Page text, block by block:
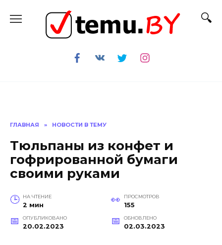
содержанию
ГЛАВНАЯ » НОВОСТИ В ТЕМУ
Тюльпаны из конфет и
гофрированной бумаги
своими руками
НА ЧТЕНИЕ
2 мин
ПРОСМОТРОВ
155
ОПУБЛИКОВАНО
20.02.2023
ОБНОВЛЕНО
02.03.2023